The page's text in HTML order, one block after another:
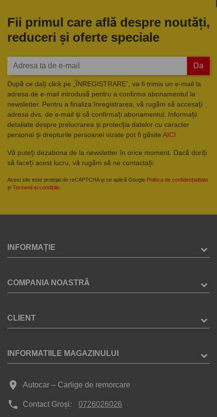
Fii primul care află despre noutăți,
reduceri și oferte speciale
Da
După ce dați click pe „ÎNREGISTRARE”, va fi trimis un e-mail la
adresa de e-mail introdusă pentru a confirma abonamentul la
newsletter. Pentru a finaliza înregistrarea, vă rugăm să accesați
adresa dvs. de e-mail și să confirmați abonamentul. Informații
detaliate despre prelucrarea și protecția datelor cu caracter
personal și drepturile persoanei vizate pot fi găsite AICI
Vă puteți dezabona de la newsletter în orice moment. Dacă doriți
să faceți acest lucru, vă rugăm să ne contactați.
Acest site este protejat de reCAPTCHA și se aplică Google Politica de confidențialitate
și Termenii și condițiile
INFORMAȚIE
COMPANIA NOASTRĂ
CLIENT
INFORMATIILE MAGAZINULUI
place Autocar – Carlige de remorcare
phone Contact Groși: 0726026026